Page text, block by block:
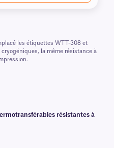
les étiquettes WTT-308 et
la même résistance à
résistantes à